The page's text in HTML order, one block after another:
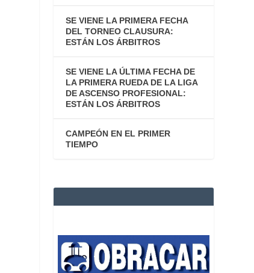
SE VIENE LA PRIMERA FECHA
DEL TORNEO CLAUSURA:
ESTÁN LOS ÁRBITROS
SE VIENE LA ÚLTIMA FECHA DE
LA PRIMERA RUEDA DE LA LIGA
DE ASCENSO PROFESIONAL:
ESTÁN LOS ÁRBITROS
CAMPEÓN EN EL PRIMER
TIEMPO